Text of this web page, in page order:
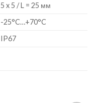
5 x 5 / L = 25 мм
-25°C…+70°C
IP67